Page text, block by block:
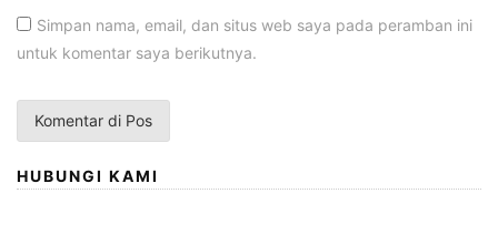
Simpan nama, email, dan situs web saya pada peramban ini
untuk komentar saya berikutnya.
HUBUNGI KAMI